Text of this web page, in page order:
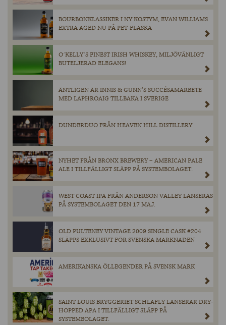
BOURBONKLASSIKER I NY KOSTYM, EVAN WILLIAMS
EXTRA AGED NU PÅ PET-FLASKA
O´KELLY´S FINEST IRISH WHISKEY, MILJÖVÄNLIGT
BUTELJERAD ELEGANS!
ÄNTLIGEN ÄR INNIS & GUNN’S SUCCÉSAMARBETE
MED LAPHROAIG TILLBAKA I SVERIGE
DUNDERDUO FRÅN HEAVEN HILL DISTILLERY
NYHET FRÅN BRONX BREWERY – AMERICAN PALE
ALE I TILLFÄLLIGT SLÄPP PÅ SYSTEMBOLAGET.
WEST COAST IPA FRÅN ANDERSON VALLEY LANSERAS
PÅ SYSTEMBOLAGET DEN 17 MAJ.
OLD PULTENEY VINTAGE 2009 SINGLE CASK #204
SLÄPPS EXKLUSIVT FÖR SVENSKA MARKNADEN
AMERIKANSKA ÖLLEGENDER PÅ SVENSK MARK
SAINT LOUIS BRYGGERIET SCHLAFLY LANSERAR DRY-
HOPPED APA I TILLFÄLLIGT SLÄPP PÅ
SYSTEMBOLAGET.